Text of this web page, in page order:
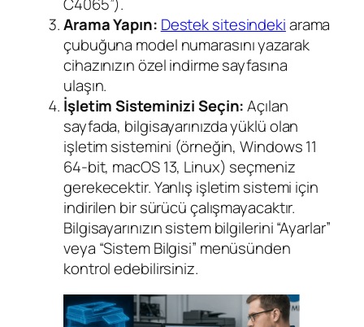
Arama Yapın: Destek sitesindekiarama
çubuğuna model numarasını yazarak
cihazınızın özel indirme sayfasına
ulaşın.
İşletim Sisteminizi Seçin:Açılan
sayfada, bilgisayarınızda yüklü olan
işletim sistemini (örneğin, Windows 11
64-bit, macOS 13, Linux) seçmeniz
gerekecektir. Yanlış işletim sistemi için
indirilen bir sürücü çalışmayacaktır.
Bilgisayarınızın sistem bilgilerini “Ayarlar”
veya “Sistem Bilgisi” menüsünden
kontrol edebilirsiniz.